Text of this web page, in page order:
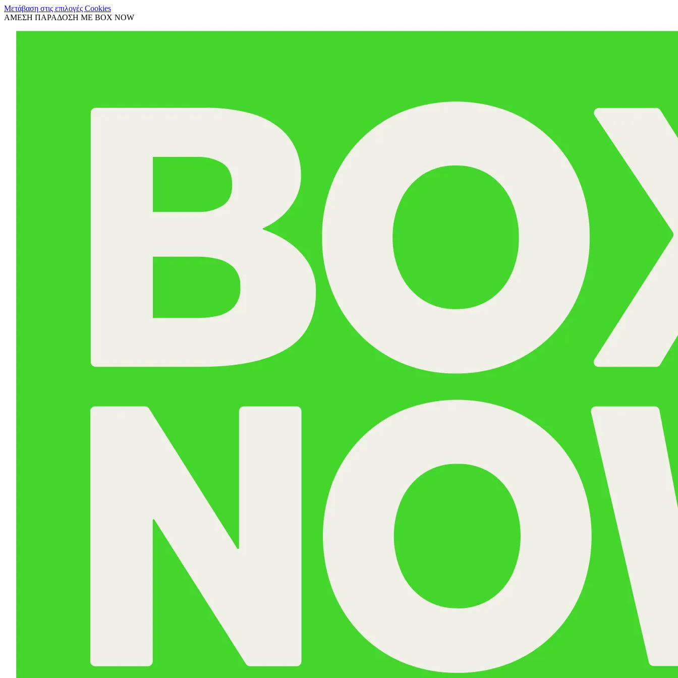
Μετάβαση στις επιλογές Cookies
ΑΜΕΣΗ ΠΑΡΑΔΟΣΗ ΜΕ BOX NOW